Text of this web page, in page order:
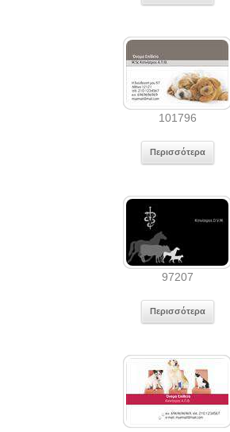
101796
Περισσότερα
97207
Περισσότερα